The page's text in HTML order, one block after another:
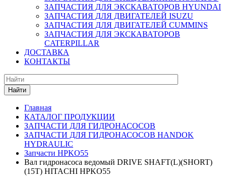
ЗАПЧАСТИЯ ДЛЯ ЭКСКАВАТОРОВ HYUNDAI
ЗАПЧАСТИЯ ДЛЯ ДВИГАТЕЛЕЙ ISUZU
ЗАПЧАСТИЯ ДЛЯ ДВИГАТЕЛЕЙ CUMMINS
ЗАПЧАСТИЯ ДЛЯ ЭКСКАВАТОРОВ
CATERPILLAR
ДОСТАВКА
КОНТАКТЫ
Найти
Главная
КАТАЛОГ ПРОДУКЦИИ
ЗАПЧАСТИ ДЛЯ ГИДРОНАСОСОВ
ЗАПЧАСТИ ДЛЯ ГИДРОНАСОСОВ HANDOK
HYDRAULIC
Запчасти HPKO55
Вал гидронасоса ведомый DRIVE SHAFT(L)(SHORT)
(15T) HITACHI HPKO55